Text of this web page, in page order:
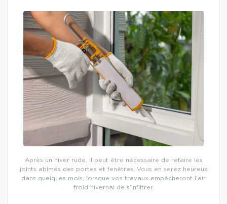
Après un hiver rude, il peut être nécessaire de refaire les
joints abimés des portes et fenêtres. Vous en serez heureux
dans quelques mois, lorsque vos travaux empêcheront l’air
froid hivernal de s’infiltrer.